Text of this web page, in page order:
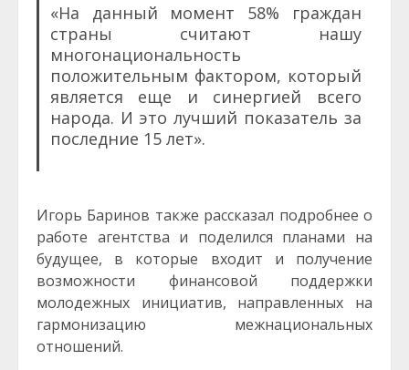
«На данный момент 58% граждан
страны считают нашу
многонациональность
положительным фактором, который
является еще и синергией всего
народа. И это лучший показатель за
последние 15 лет».
Игорь Баринов также рассказал подробнее о
работе агентства и поделился планами на
будущее, в которые входит и получение
возможности финансовой поддержки
молодежных инициатив, направленных на
гармонизацию межнациональных
отношений.